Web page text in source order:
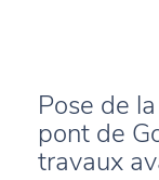
Pose de
pont de
travaux